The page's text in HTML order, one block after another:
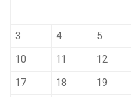
3
4 5
10
11 12
17
18 19